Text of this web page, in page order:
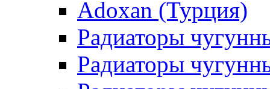
Adoxan (Турция)
Радиаторы
Радиаторы